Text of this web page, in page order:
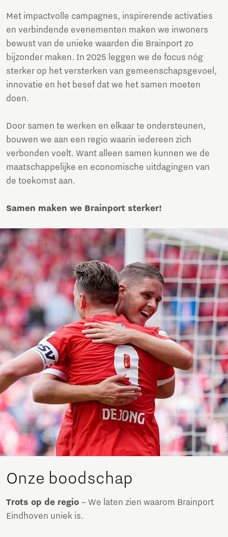
Met impactvolle campagnes, inspirerende activaties
en verbindende evenementen maken we inwoners
bewust van de unieke waarden die Brainport zo
bijzonder maken. In 2025 leggen we de focus nóg
sterker op het versterken van gemeenschapsgevoel,
innovatie en het besef dat we het samen moeten
doen.
Door samen te werken en elkaar te ondersteunen,
bouwen we aan een regio waarin iedereen zich
verbonden voelt. Want alleen samen kunnen we de
maatschappelijke en economische uitdagingen van
de toekomst aan.
Samen maken we Brainport sterker!
Onze boodschap
Trots op de regio – We laten zien waarom Brainport
Eindhoven uniek is.